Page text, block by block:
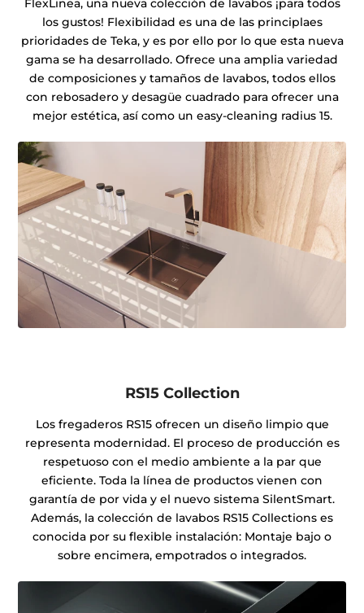
FlexLinea, una nueva colección de lavabos ¡para todos
los gustos! Flexibilidad es una de las principlaes
prioridades de Teka, y es por ello por lo que esta nueva
gama se ha desarrollado. Ofrece una amplia variedad
de composiciones y tamaños de lavabos, todos ellos
con rebosadero y desagüe cuadrado para ofrecer una
mejor estética, así como un easy-cleaning radius 15.
RS15 Collection
Los fregaderos RS15 ofrecen un diseño limpio que
representa modernidad. El proceso de producción es
respetuoso con el medio ambiente a la par que
eficiente. Toda la línea de productos vienen con
garantía de por vida y el nuevo sistema SilentSmart.
Además, la colección de lavabos RS15 Collections es
conocida por su flexible instalación: Montaje bajo o
sobre encimera, empotrados o integrados.